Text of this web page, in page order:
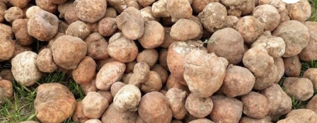
Eğitim
Kültür
3.Sayfa